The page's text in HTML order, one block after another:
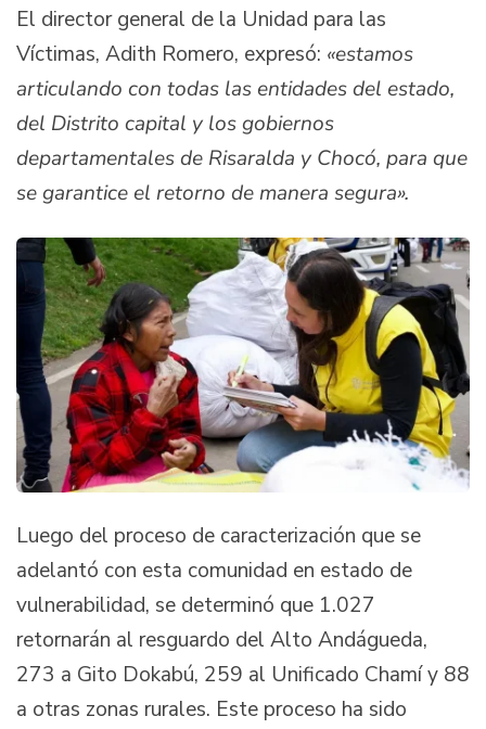
El director general de la Unidad para las
Víctimas, Adith Romero, expresó: «estamos
articulando con todas las entidades del estado,
del Distrito capital y los gobiernos
departamentales de Risaralda y Chocó, para que
se garantice el retorno de manera segura».
Luego del proceso de caracterización que se
adelantó con esta comunidad en estado de
vulnerabilidad, se determinó que 1.027
retornarán al resguardo del Alto Andágueda,
273 a Gito Dokabú, 259 al Unificado Chamí y 88
a otras zonas rurales. Este proceso ha sido